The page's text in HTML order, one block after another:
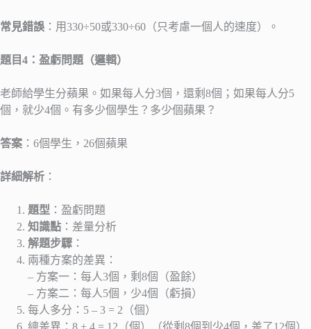
常見錯誤 ：用330÷50或330÷60（只考慮一個人的速度）。
題目4：盈虧問題（邏輯）
老師給學生分蘋果。如果每人分3個，還剩8個；如果每人分5
個，就少4個。有多少個學生？多少個蘋果？
答案 ：6個學生，26個蘋果
詳細解析 ：
題型 ：盈虧問題
知識點 ：差量分析
解題步驟 ：
兩種方案的差異：
– 方案一：每人3個，剩8個（盈餘）
– 方案二：每人5個，少4個（虧損）
每人多分：5 – 3 = 2（個）
總差異：8 + 4 = 12（個）（從剩8個到少4個，差了12個）